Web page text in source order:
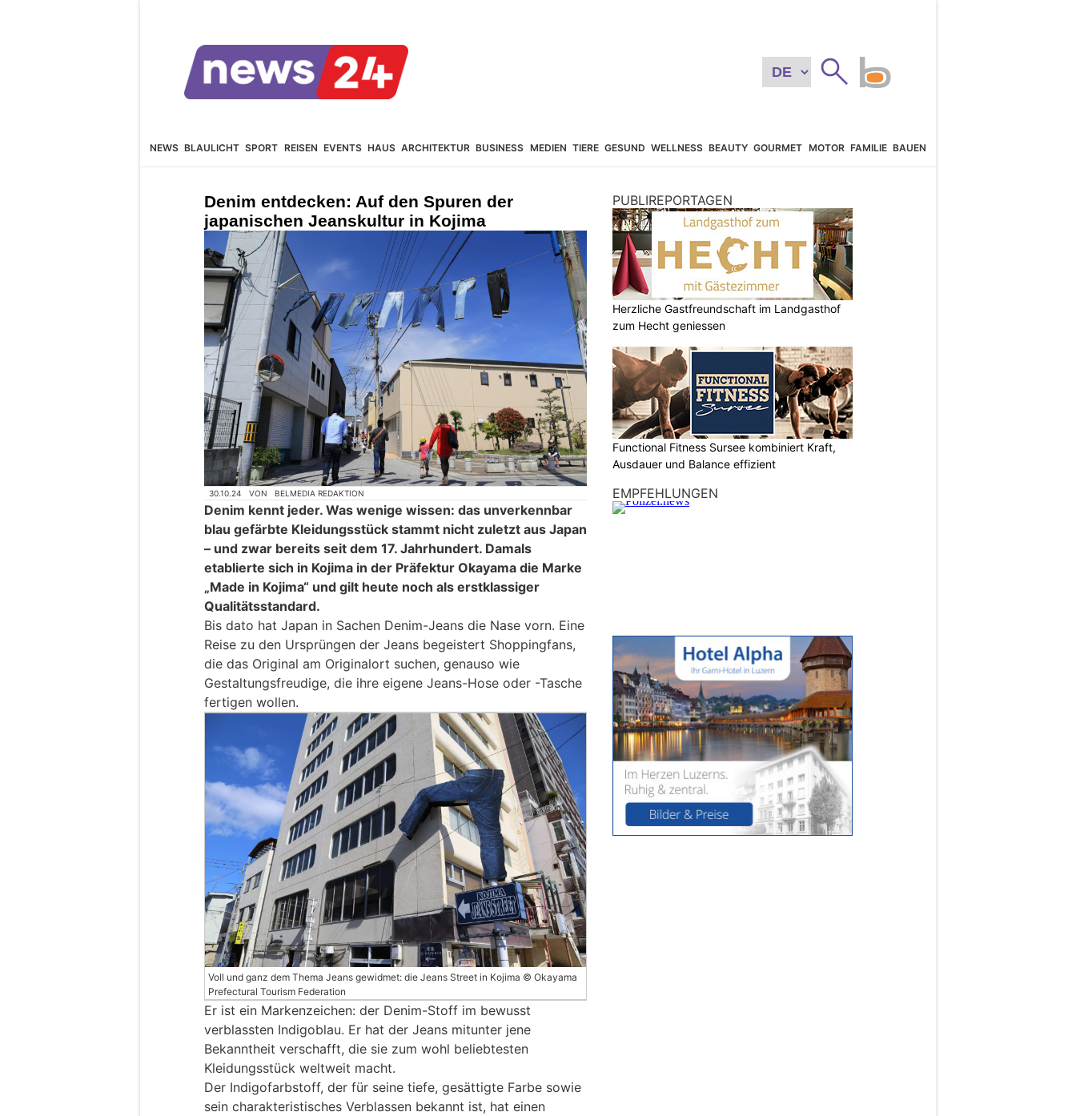
NEWS BLAULICHT SPORT REISEN EVENTS HAUS ARCHITEKTUR BUSINESS MEDIEN TIERE GESUND WELLNESS BEAUTY GOURMET MOTOR FAMILIE BAUEN
Denim entdecken: Auf den Spuren der
japanischen Jeanskultur in Kojima
30.10.24 VON BELMEDIA REDAKTION
Denim kennt jeder. Was wenige wissen: das unverkennbar
blau gefärbte Kleidungsstück stammt nicht zuletzt aus Japan
– und zwar bereits seit dem 17. Jahrhundert. Damals
etablierte sich in Kojima in der Präfektur Okayama die Marke
„Made in Kojima“ und gilt heute noch als erstklassiger
Qualitätsstandard.
Bis dato hat Japan in Sachen Denim-Jeans die Nase vorn. Eine
Reise zu den Ursprüngen der Jeans begeistert Shoppingfans,
die das Original am Originalort suchen, genauso wie
Gestaltungsfreudige, die ihre eigene Jeans-Hose oder -Tasche
fertigen wollen.
Voll und ganz dem Thema Jeans gewidmet: die Jeans Street in Kojima © Okayama
Prefectural Tourism Federation
Er ist ein Markenzeichen: der Denim-Stoff im bewusst
verblassten Indigoblau. Er hat der Jeans mitunter jene
Bekanntheit verschafft, die sie zum wohl beliebtesten
Kleidungsstück weltweit macht.
Der Indigofarbstoff, der für seine tiefe, gesättigte Farbe sowie
sein charakteristisches Verblassen bekannt ist, hat einen
PUBLIREPORTAGEN
Herzliche Gastfreundschaft im Landgasthof
zum Hecht geniessen
Functional Fitness Sursee kombiniert Kraft,
Ausdauer und Balance effizient
EMPFEHLUNGEN